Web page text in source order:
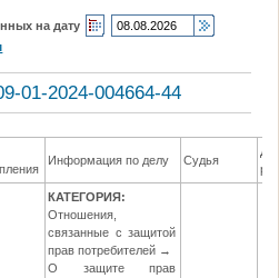
на дату
01-2024-004664-44
Информация по делу Судья
КАТЕГОРИЯ:
Отношения,
связанные с защитой
прав потребителей →
О защите прав